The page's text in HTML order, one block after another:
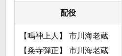
配役
【鳴神上人】 市川海老蔵
【粂寺弾正】 市川海老蔵